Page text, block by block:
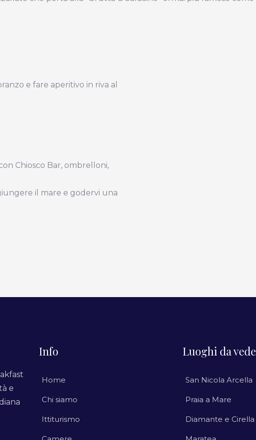
e fare aperitivo in riva al
Chiosco Bar, ombrelloni,
il mare e godervi una
e
Info
Home
Chi siamo
Ittiturismo
Luoghi da
San Nicola Arcella
Praia a Mare
Diamante e Cirella